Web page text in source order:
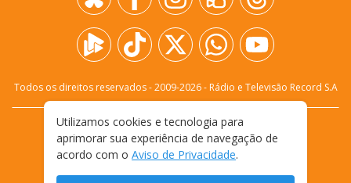
Todos os direitos reservados - 2009-2026- Rádio e Televisão Record S.A
FALE CONOSCO
PRIVACIDADE
TERMOS E CONDIÇÕES DE USO
Utilizamos cookies e tecnologia para
aprimorar sua experiência de navegação de
acordo com o Aviso de Privacidade.